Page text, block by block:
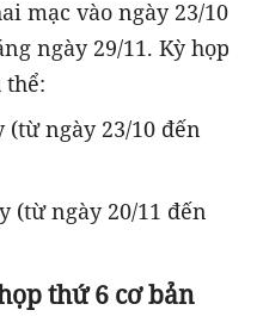
mạc vào ngày 23/10
ngày 29/11. Kỳ họp
thể:
ngày 23/10 đến
(từ ngày 20/11 đến
thứ 6 cơ bản